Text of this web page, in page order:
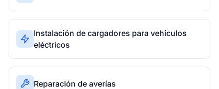
Instalación de cargadores para vehículos
eléctricos
Reparación de averías